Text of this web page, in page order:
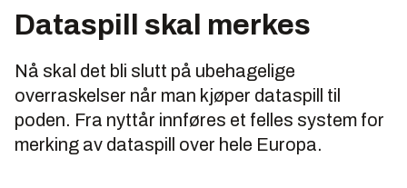
Dataspill skal merkes
Nå skal det bli slutt på ubehagelige
overraskelser når man kjøper dataspill til
poden. Fra nyttår innføres et felles system for
merking av dataspill over hele Europa.